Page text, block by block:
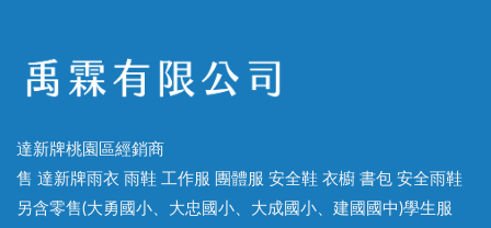
達新牌桃園區經銷商
售 達新牌雨衣 雨鞋 工作服 團體服 安全鞋 衣櫥 書包 安全雨鞋
另含零售(大勇國小、大忠國小、大成國小、建國國中)學生服